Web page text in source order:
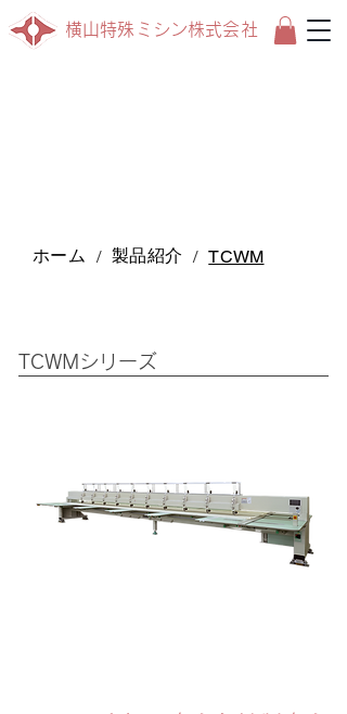
横山特殊ミシン株式会社
ホーム / 製品紹介 / TCWM
TCWMシリーズ